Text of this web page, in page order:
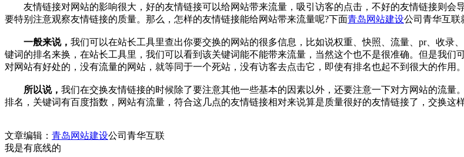
友情链接对网站的影响很大，好的友情链接可以给网站带来流量，吸引访客的点击，不好的友情链接则会
要特别注意观察友情链接的质量。那么，怎样的友情链接能给网站带来流量呢?下面青岛网站建设公司青华互联
一般来说， 我们可以在站长工具里查出你要交换的网站的很多信息，比如说权重、快照、流量、pr、收
键词的排名来换，在站长工具里，我们可以看到该关键词能不能带来流量，当然这个也不是很准确。但是我
对网站有好处的，没有流量的网站，就等同于一个死站，没有访客去点击它，即使有排名也起不到很大的作用
所以说， 我们在交换友情链接的时候除了要注意其他一些基本的因素以外，还要注意一下对方网站的流
排名，关键词有百度指数，网站有流量，符合这几点的友情链接相对来说算是质量很好的友情链接了，交换这
文章编辑： 青岛网站建设公司青华互联
我是有底线的